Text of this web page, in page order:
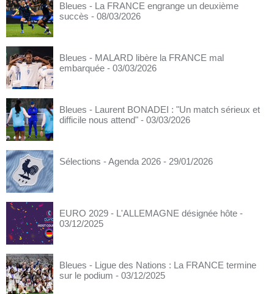
Bleues - La FRANCE engrange un deuxième
succès - 08/03/2026
Bleues - MALARD libère la FRANCE mal
embarquée - 03/03/2026
Bleues - Laurent BONADEI : "Un match sérieux et
difficile nous attend" - 03/03/2026
Sélections - Agenda 2026 - 29/01/2026
EURO 2029 - L'ALLEMAGNE désignée hôte -
03/12/2025
Bleues - Ligue des Nations : La FRANCE termine
sur le podium - 03/12/2025